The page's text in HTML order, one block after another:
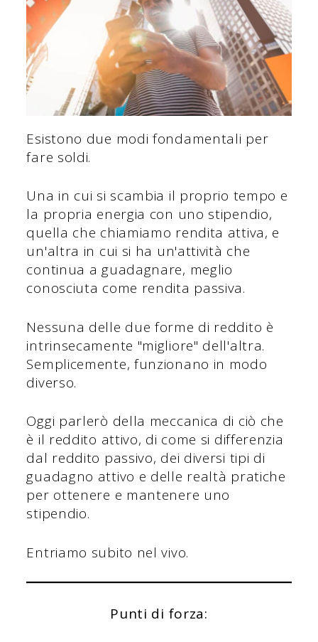
Esistono due modi fondamentali per
fare soldi.
Una in cui si scambia il proprio tempo e
la propria energia con uno stipendio,
quella che chiamiamo rendita attiva, e
un'altra in cui si ha un'attività che
continua a guadagnare, meglio
conosciuta come rendita passiva.
Nessuna delle due forme di reddito è
intrinsecamente "migliore" dell'altra.
Semplicemente, funzionano in modo
diverso.
Oggi parlerò della meccanica di ciò che
è il reddito attivo, di come si differenzia
dal reddito passivo, dei diversi tipi di
guadagno attivo e delle realtà pratiche
per ottenere e mantenere uno
stipendio.
Entriamo subito nel vivo.
Punti di forza: